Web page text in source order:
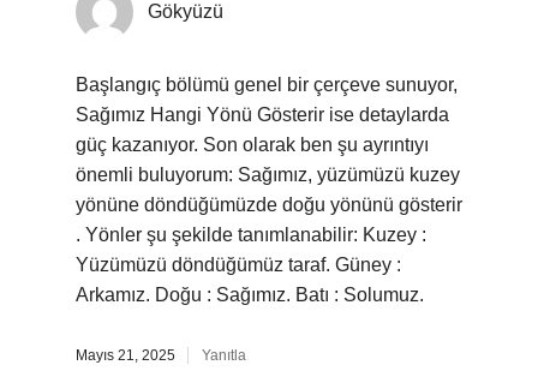
Gökyüzü
Başlangıç bölümü genel bir çerçeve sunuyor,
Sağımız Hangi Yönü Gösterir ise detaylarda
güç kazanıyor. Son olarak ben şu ayrıntıyı
önemli buluyorum: Sağımız, yüzümüzü kuzey
yönüne döndüğümüzde doğu yönünü gösterir
. Yönler şu şekilde tanımlanabilir: Kuzey :
Yüzümüzü döndüğümüz taraf. Güney :
Arkamız. Doğu : Sağımız. Batı : Solumuz.
Mayıs 21, 2025 Yanıtla